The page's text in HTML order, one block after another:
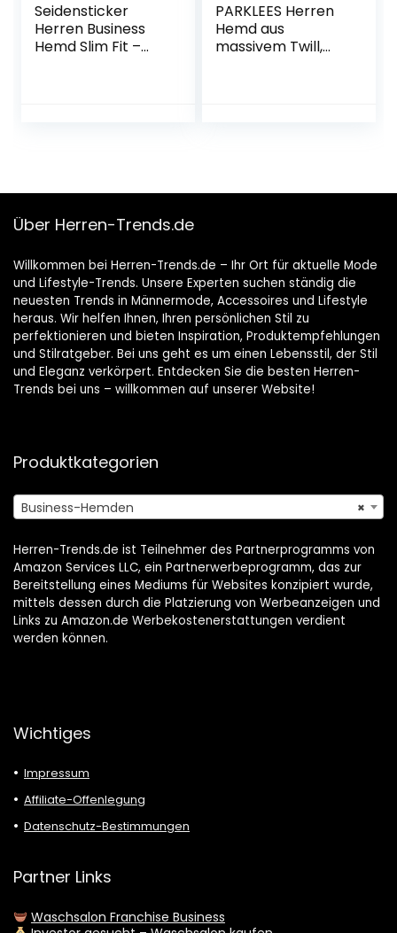
Seidensticker
Herren Business
Hemd Slim Fit –
PARKLEES Herren
Hemd aus
massivem Twill,
Über Herren-Trends.de
Willkommen bei Herren-Trends.de – Ihr Ort für aktuelle Mode
und Lifestyle-Trends. Unsere Experten suchen ständig die
neuesten Trends in Männermode, Accessoires und Lifestyle
heraus. Wir helfen Ihnen, Ihren persönlichen Stil zu
perfektionieren und bieten Inspiration, Produktempfehlungen
und Stilratgeber. Bei uns geht es um einen Lebensstil, der Stil
und Eleganz verkörpert. Entdecken Sie die besten Herren-
Trends bei uns – willkommen auf unserer Website!
Produktkategorien
×
Business-Hemden
Herren-Trends.de ist Teilnehmer des Partnerprogramms von
Amazon Services LLC, ein Partnerwerbeprogramm, das zur
Bereitstellung eines Mediums für Websites konzipiert wurde,
mittels dessen durch die Platzierung von Werbeanzeigen und
Links zu Amazon.de Werbekostenerstattungen verdient
werden können.
Wichtiges
Impressum
Affiliate-Offenlegung
Datenschutz-Bestimmungen
Partner Links
Waschsalon Franchise Business